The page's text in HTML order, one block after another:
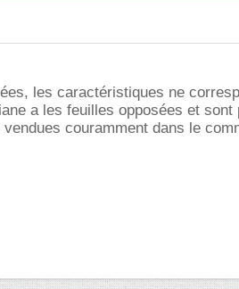
les caractéristiques ne
a les feuilles opposées et sont
couramment dans le